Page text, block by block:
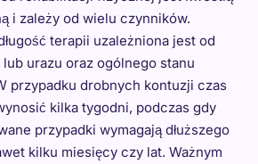
i zależy od wielu czynników.
terapii uzależniona jest od
urazu oraz ogólnego stanu
przypadku drobnych kontuzji czas
kilka tygodni, podczas gdy
przypadki wymagają dłuższego
kilku miesięcy czy lat. Ważnym